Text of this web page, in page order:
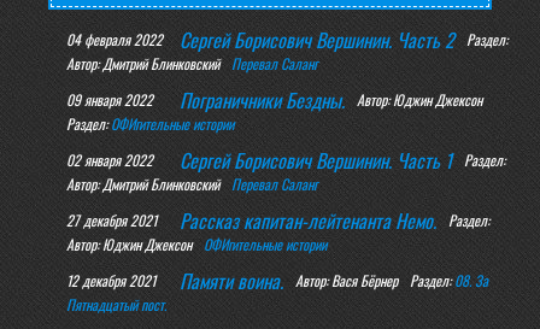
04 февраля 2022 Сергей Борисович Вершинин. Часть 2
Автор: Дмитрий Блинковский
Раздел:
Перевал Саланг
09 января 2022
Пограничники Бездны. Автор: Юджин Джексон
Раздел:ОФИгительные истории
02 января 2022
Сергей Борисович Вершинин. Часть 1
Автор: Дмитрий Блинковский
Раздел:
Перевал Саланг
27 декабря 2021
Рассказ капитан-лейтенанта Немо.
Автор: Юджин Джексон
Раздел:
ОФИгительные истории
12 декабря 2021
Памяти воина. Автор: Вася Бёрнер Раздел:08. За
Пятнадцатый пост.